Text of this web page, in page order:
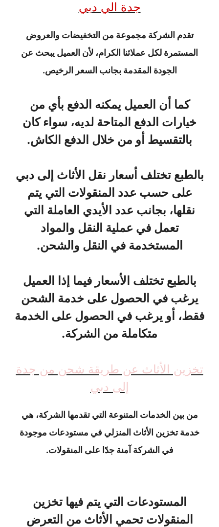
جدة الي دبي
تقدم الشركة مجموعة من التخفيضات والعروض
المستمرة لكل عملائنا الكرام، لأن العميل يبحث عن
الجودة المقدمة بجانب السعر الرخيص.
كما أن العميل يمكنه الدفع بأي من
خيارات الدفع المتاحة لديه، سواء كان
بالتقسيط أو من خلال الدفع الكاش.
بالطبع تختلف أسعار نقل الأثاث إلى دبي
على حسب عدد المنقولات التي يتم
نقلها، بجانب عدد الأيدي العاملة التي
تعمل في عملية النقل والمواد
المستخدمة في النقل والشحن.
بالطبع تختلف الأسعار فيما إذا العميل
يرغب في الحصول على خدمة الشحن
فقط، أو يرغب في الحصول على الخدمة
متكاملة من الشركة.
تخزين الأثاث عن طريقة شحن من جدة
إلى دبي
من بين الخدمات المتنوعة التي تقدمها الشركة، هي
خدمة تخزين الأثاث المنزلي في مستودعات موجودة
في الشركة آمنة جدًا على المنقولات.
المستودعات التي يتم فيها تخزين
المنقولات تحمي الأثاث من التعرض